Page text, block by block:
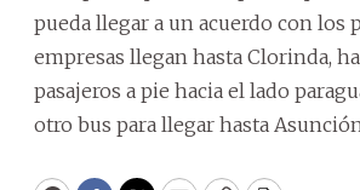
pueda llegar a un acuerdo con los
empresas llegan hasta Clorinda,
pasajeros a pie hacia el lado
otro bus para llegar hasta